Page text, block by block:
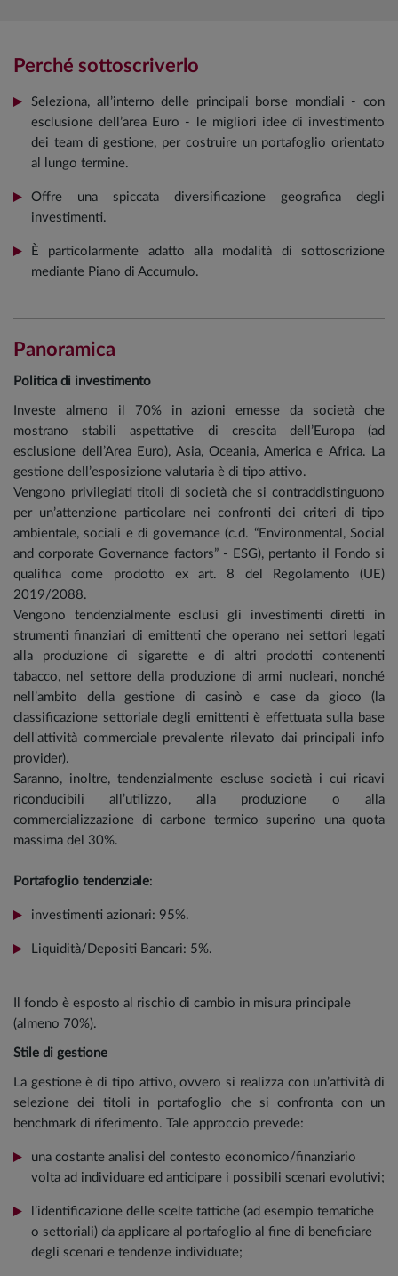
Perché sottoscriverlo
Seleziona, all’interno delle principali borse mondiali - con
esclusione dell’area Euro - le migliori idee di investimento
dei team di gestione, per costruire un portafoglio orientato
al lungo termine.
Offre una spiccata diversificazione geografica degli
investimenti.
È particolarmente adatto alla modalità di sottoscrizione
mediante Piano di Accumulo.
Panoramica
Politica di investimento
Investe almeno il 70% in azioni emesse da società che
mostrano stabili aspettative di crescita dell’Europa (ad
esclusione dell’Area Euro), Asia, Oceania, America e Africa. La
gestione dell’esposizione valutaria è di tipo attivo.
Vengono privilegiati titoli di società che si contraddistinguono
per un’attenzione particolare nei confronti dei criteri di tipo
ambientale, sociali e di governance (c.d. “Environmental, Social
and corporate Governance factors” - ESG), pertanto il Fondo si
qualifica come prodotto ex art. 8 del Regolamento (UE)
2019/2088.
Vengono tendenzialmente esclusi gli investimenti diretti in
strumenti finanziari di emittenti che operano nei settori legati
alla produzione di sigarette e di altri prodotti contenenti
tabacco, nel settore della produzione di armi nucleari, nonché
nell’ambito della gestione di casinò e case da gioco (la
classificazione settoriale degli emittenti è effettuata sulla base
dell'attività commerciale prevalente rilevato dai principali info
provider).
Saranno, inoltre, tendenzialmente escluse società i cui ricavi
riconducibili all’utilizzo, alla produzione o alla
commercializzazione di carbone termico superino una quota
massima del 30%.
Portafoglio tendenziale:
investimenti azionari: 95%.
Liquidità/Depositi Bancari: 5%.
Il fondo è esposto al rischio di cambio in misura principale
(almeno 70%).
Stile di gestione
La gestione è di tipo attivo, ovvero si realizza con un’attività di
selezione dei titoli in portafoglio che si confronta con un
benchmark di riferimento. Tale approccio prevede:
una costante analisi del contesto economico/finanziario
volta ad individuare ed anticipare i possibili scenari evolutivi;
l’identificazione delle scelte tattiche (ad esempio tematiche
o settoriali) da applicare al portafoglio al fine di beneficiare
degli scenari e tendenze individuate;